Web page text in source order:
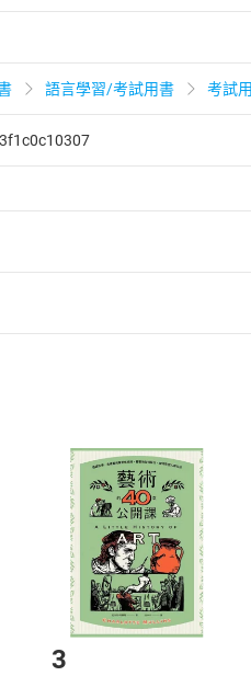
語言學習/考試用書 考試
交易解除權合理例外情事適用
鋪所銷售之商品為電子書，
樂天市場，並於「我的訂單
過後將為您辦理退款事宜。
/退貨，恕無法以單支商品取
登入帳號
Login
Step2.登入
3